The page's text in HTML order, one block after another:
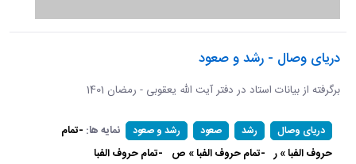
دریای وصال - رشد و صعود
برگرفته از بیانات استاد در دفتر آیت الله یعقوبی - رمضان 1401
دریای وصال رشد صعود رشد و صعود نمایه ها: -تمام
حروف الفبا » ر -تمام حروف الفبا » ص -تمام حروف الفبا